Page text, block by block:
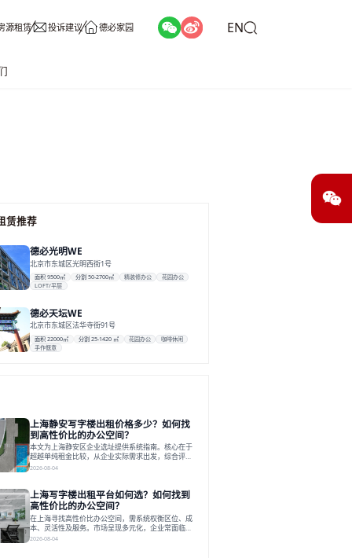
源租赁 投诉建议 德必家园 EN
赁推荐
德必光明WE
北京市东城区光明西街1号
面积 9500㎡ 分割 50-2700㎡ 精装修办公
花园办公
LOFT/平层
德必天坛WE
北京市东城区法华寺街91号
面积 22000㎡ 分割 25-1420 ㎡ 花园办公
咖啡休闲
手作惬意
上海静安写字楼出租价格多少？如何找
到高性价比的办公空间？
本文为上海静安区企业选址提供系统指南。核心在于
超越单纯租金比较，从企业实际需求出发，综合评估
交通、硬件、空间弹性、配套服务及产业生态等多维
升性价比，并通过不同规模企业的实际案例加以说
明。之后指出，专业运营服务商提供的稳定环境、社
群活动与产业集聚等增值服务，是很大化空间价值、
助力企业成长的关键。对于许多在
2026-08-04
上海写字楼出租平台如何选？如何找到
高性价比的办公空间？
在上海寻找高性价比办公空间，需系统权衡区位、成
本、灵活性及服务。市场呈现多元化，企业常面临租
赁流程复杂、隐性成本高等挑战。选择平台时，应评
2026-08-04